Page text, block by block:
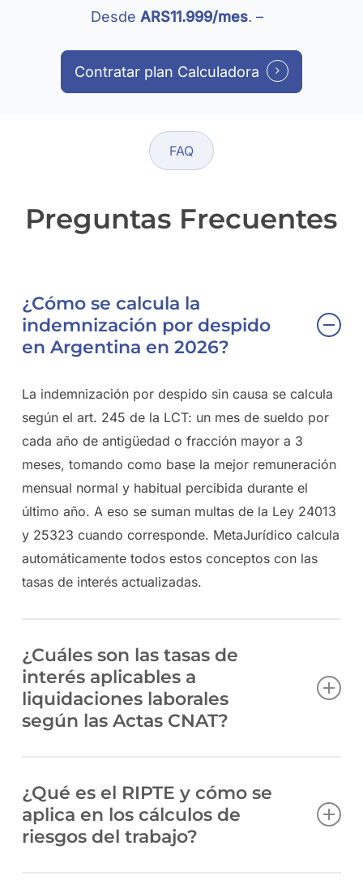
DesdeARS11.999/mes. –
Contratar plan Calculadora
FAQ
Preguntas Frecuentes
¿Cómo se calcula la
indemnización por despido
en Argentina en 2026?
La indemnización por despido sin causa se calcula
según el art. 245 de la LCT: un mes de sueldo por
cada año de antigüedad o fracción mayor a 3
meses, tomando como base la mejor remuneración
mensual normal y habitual percibida durante el
último año. A eso se suman multas de la Ley 24013
y 25323 cuando corresponde. MetaJurídico calcula
automáticamente todos estos conceptos con las
tasas de interés actualizadas.
¿Cuáles son las tasas de
interés aplicables a
liquidaciones laborales
según las Actas CNAT?
aplicables a los créditos laborales en el fuero del
trabajo de CABA. Las principales son el Acta 2601
(tasa activa BNA), Acta 2630, 2658, 2764 y la Acta
¿Qué es el RIPTE y cómo se
aplica en los cálculos de
riesgos del trabajo?